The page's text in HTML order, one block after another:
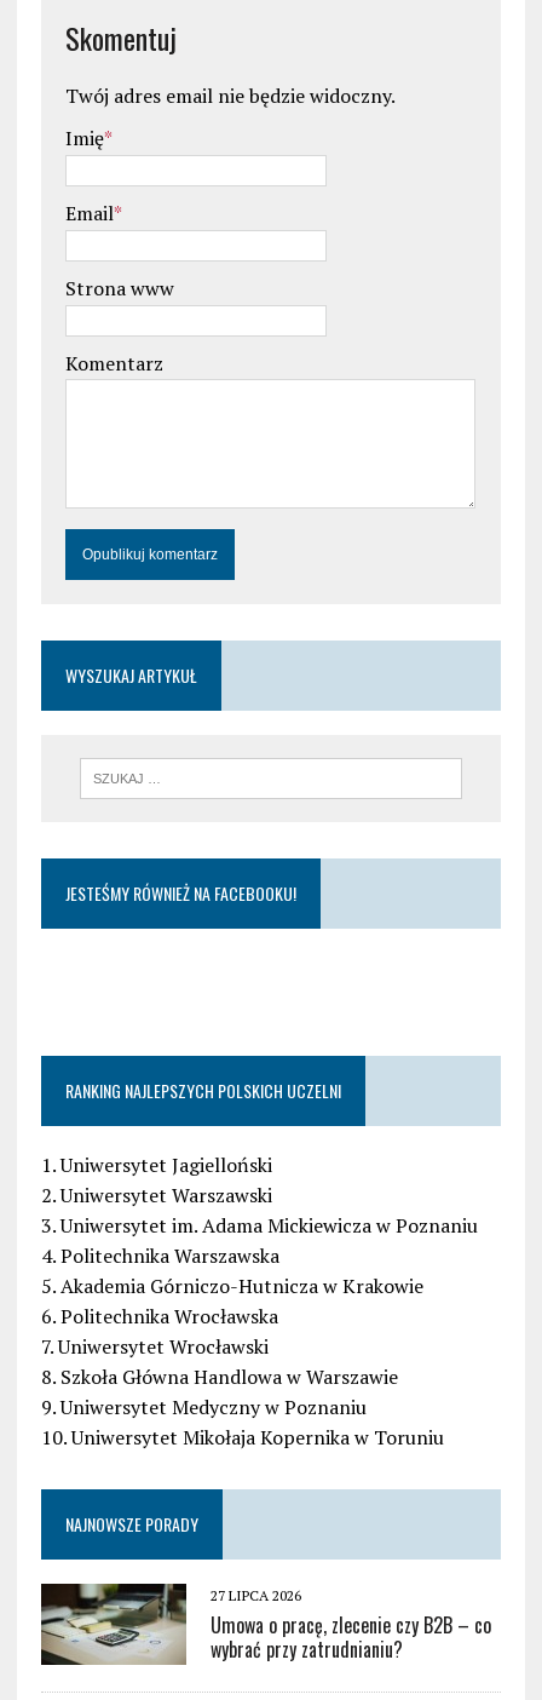
Skomentuj
Twój adres email nie będzie widoczny.
Imię*
Email*
Strona www
Komentarz
WYSZUKAJ ARTYKUŁ
JESTEŚMY RÓWNIEŻ NA FACEBOOKU!
RANKING NAJLEPSZYCH POLSKICH UCZELNI
1. Uniwersytet Jagielloński
2. Uniwersytet Warszawski
3. Uniwersytet im. Adama Mickiewicza w Poznaniu
4. Politechnika Warszawska
5. Akademia Górniczo-Hutnicza w Krakowie
6. Politechnika Wrocławska
7. Uniwersytet Wrocławski
8. Szkoła Główna Handlowa w Warszawie
9. Uniwersytet Medyczny w Poznaniu
10. Uniwersytet Mikołaja Kopernika w Toruniu
NAJNOWSZE PORADY
27 LIPCA 2026
Umowa o pracę, zlecenie czy B2B – co
wybrać przy zatrudnianiu?